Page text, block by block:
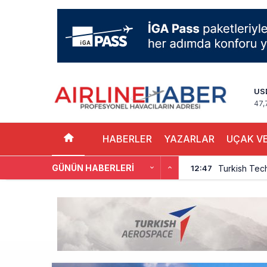
HABERLER YAZARLAR UÇAK
GÜNÜN HABERLERI 12:18 THY,
THY’nin
TOLUN
10:26 Türkiye’nin